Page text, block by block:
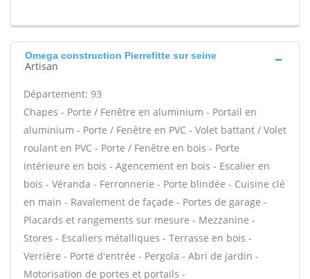
Omega construction Pierrefitte sur seine
Artisan
Département: 93
Chapes - Porte / Fenêtre en aluminium - Portail en
aluminium - Porte / Fenêtre en PVC - Volet battant / Volet
roulant en PVC - Porte / Fenêtre en bois - Porte
intérieure en bois - Agencement en bois - Escalier en
bois - Véranda - Ferronnerie - Porte blindée - Cuisine clé
en main - Ravalement de façade - Portes de garage -
Placards et rangements sur mesure - Mezzanine -
Stores - Escaliers métalliques - Terrasse en bois -
Verrière - Porte d'entrée - Pergola - Abri de jardin -
Motorisation de portes et portails -